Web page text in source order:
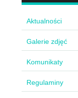
Aktualności
Galerie zdjęć
Komunikaty
Regulaminy